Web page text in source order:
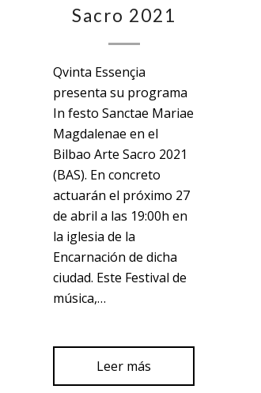
Sacro 2021
Qvinta Essençia
presenta su programa
In festo Sanctae Mariae
Magdalenae en el
Bilbao Arte Sacro 2021
(BAS). En concreto
actuarán el próximo 27
de abril a las 19:00h en
la iglesia de la
Encarnación de dicha
ciudad. Este Festival de
música,…
Leer más